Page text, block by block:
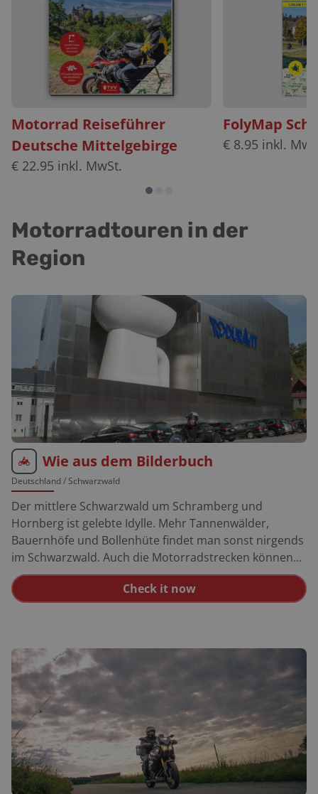
Motorrad Reiseführer
Deutsche Mittelgebirge
€ 22.95 inkl. MwSt.
FolyMap
€ 8.95 inkl.
Motorradtouren in der
Region
Wie aus dem Bilderbuch
Deutschland/ Schwarzwald
Der mittlere Schwarzwald um Schramberg und
Hornberg ist gelebte Idylle. Mehr Tannenwälder,
Bauernhöfe und Bollenhüte findet man sonst nirgends
im Schwarzwald. Auch die Motorradstrecken können
sich hier sehen lassen. Wolfach ist ein Städtchen mit
sympathischem Flair. Eine gepflasterte Durchfahrt, ein
nachholen. Die Strecke nach Hausach führt danach
landschaftlich reizvoll am Ufer der Kinzig entlang. Ein
Gürtel von Sumpfwiesen, mit gelben Blumen
gesprenkelt, breitet sich am Flussufer aus. Weiter führt
die Route in Richtung Gutach. Schwarzwald pur. Aus
Gutach stammt übrigens der berühmte Bollenhut, das
Wahrzeichen des ganzen Schwarzwaldes. Das
Prachtstück besteht aus elf großen und drei kleinen
Check it now